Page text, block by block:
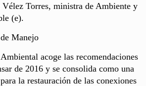
Torres, ministra de Ambiente y
(e).
Manejo
acoge las recomendaciones
de 2016 y se consolida como una
la restauración de las conexiones